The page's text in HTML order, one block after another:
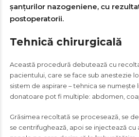
șanțurilor nazogeniene, cu
postoperatorii.
Tehnică chirurgicală
Această procedură debutează cu
pacientului, care se face sub anestezie
sistem de aspirare – tehnica se numește
donatoare pot fi multiple: abdomen,
Grăsimea recoltată se procesează, se
se centrifughează, apoi se injectează cu